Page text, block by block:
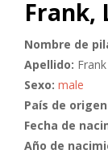
Frank,
Nombre de
Apellido: Frank
Sexo: male
País de
Fecha de
Año de